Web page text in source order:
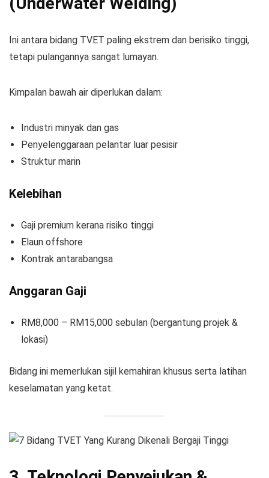
Ini antara bidang TVET paling ekstrem dan berisiko tinggi,
tetapi pulangannya sangat lumayan.
Kimpalan bawah air diperlukan dalam:
Industri minyak dan gas
Penyelenggaraan pelantar luar pesisir
Struktur marin
Kelebihan
Gaji premium kerana risiko tinggi
Elaun offshore
Kontrak antarabangsa
Anggaran Gaji
RM8,000 – RM15,000 sebulan (bergantung projek &
lokasi)
Bidang ini memerlukan sijil kemahiran khusus serta latihan
keselamatan yang ketat.